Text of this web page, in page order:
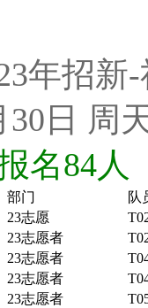
年招
日 周
名84
部门
队
23志愿
23志愿者
23志愿者
23志愿者
23志愿者